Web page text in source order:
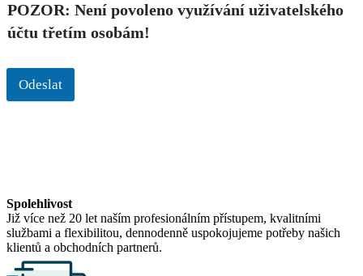
POZOR: Není povoleno využívání uživatelského
účtu třetím osobám!
Odeslat
Spolehlivost
Již více než 20 let naším profesionálním přístupem, kvalitními
službami a flexibilitou, dennodenně uspokojujeme potřeby našich
klientů a obchodních partnerů.